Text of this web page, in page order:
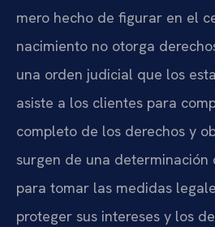
mero hecho de figurar en el
nacimiento no otorga
una orden judicial que los
asiste a los clientes para
completo de los derechos y
surgen de una
para tomar las medidas
proteger sus intereses y los